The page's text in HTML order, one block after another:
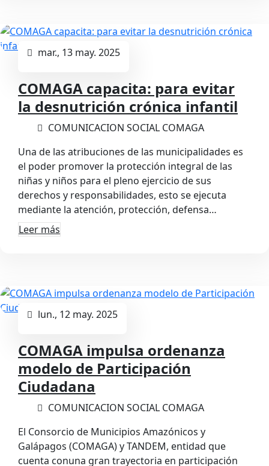
mar., 13 may. 2025
COMAGA capacita: para evitar
la desnutrición crónica infantil
COMUNICACION SOCIAL COMAGA
Una de las atribuciones de las municipalidades es
el poder promover la protección integral de las
niñas y niños para el pleno ejercicio de sus
derechos y responsabilidades, esto se ejecuta
mediante la atención, protección, defensa…
Leer más
lun., 12 may. 2025
COMAGA impulsa ordenanza
modelo de Participación
Ciudadana
COMUNICACION SOCIAL COMAGA
El Consorcio de Municipios Amazónicos y
Galápagos (COMAGA) y TANDEM, entidad que
cuenta conuna gran trayectoria en participación